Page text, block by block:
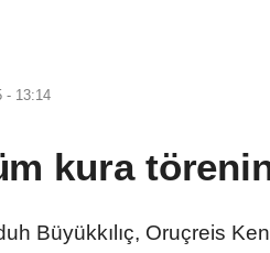
- 13:14
kura
Büyükkılıç, Oruçreis